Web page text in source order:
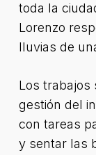
toda la
Lorenzo
lluvias de
Los trabajos
gestión del
con tareas
y sentar las